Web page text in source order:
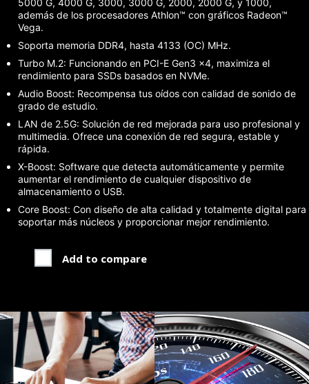
5000 G, 4000 G, 3000, 3000 G, 2000, 2000 G, y 1000,
además de los procesadores Athlon™ con gráficos Radeon™
Vega.
Soporta memoria DDR4, hasta 4133 (OC) MHz.
Turbo M.2: Funcionando en PCI-E Gen3 x4, maximiza el
rendimiento para SSDs basados en NVMe.
Audio Boost: Recompensa tus oídos con calidad de sonido de
grado de estudio.
LAN de 2.5G: Solución de red mejorada para uso profesional y
multimedia. Ofrece una conexión de red segura, estable y
rápida.
X-Boost: Software que detecta automáticamente y permite
aumentar el rendimiento de cualquier dispositivo de
almacenamiento o USB.
Core Boost: Con diseño de alta calidad y totalmente digital para
soportar más núcleos y proporcionar mejor rendimiento.
Add to compare